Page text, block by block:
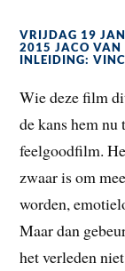
VRIJDAG 19
2015 JACO VAN
INLEIDING:
Wie deze film
de kans hem nu
feelgoodfilm.
zwaar is om
worden,
Maar dan
het verleden